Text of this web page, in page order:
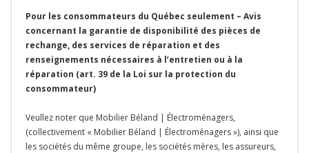
Pour les consommateurs du Québec seulement – Avis
concernant la garantie de disponibilité des pièces de
rechange, des services de réparation et des
renseignements nécessaires à l’entretien ou à la
réparation (art. 39 de la Loi sur la protection du
consommateur)
Veullez noter que Mobilier Béland | Électroménagers,
(collectivement « Mobilier Béland | Électroménagers »), ainsi que
les sociétés du même groupe, les sociétés mères, les assureurs,